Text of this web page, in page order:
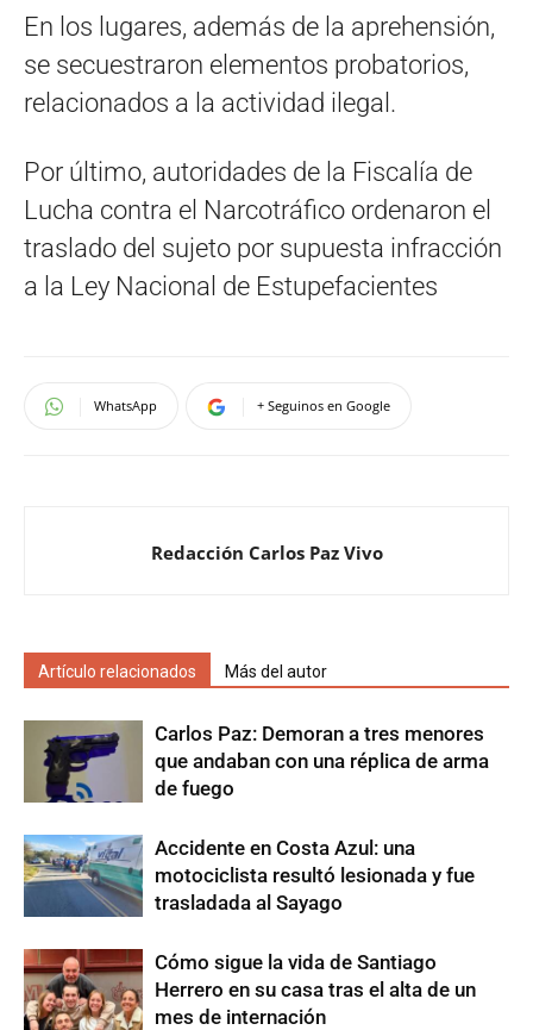
En los lugares, además de la aprehensión,
se secuestraron elementos probatorios,
relacionados a la actividad ilegal.
Por último, autoridades de la Fiscalía de
Lucha contra el Narcotráfico ordenaron el
traslado del sujeto por supuesta infracción
a la Ley Nacional de Estupefacientes
WhatsApp + Seguinos en Google
Redacción Carlos Paz Vivo
Artículo relacionados Más del autor
Carlos Paz: Demoran a tres menores
que andaban con una réplica de arma
de fuego
Accidente en Costa Azul: una
motociclista resultó lesionada y fue
trasladada al Sayago
Cómo sigue la vida de Santiago
Herrero en su casa tras el alta de un
mes de internación